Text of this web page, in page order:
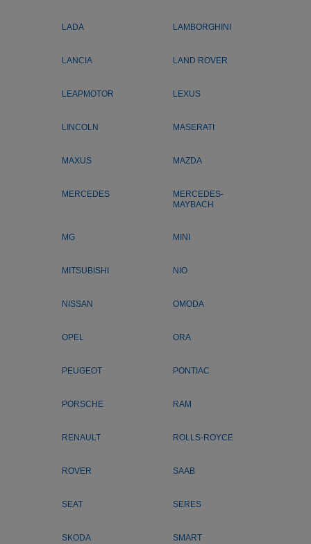
LADA LAMBORGHINI
LANCIA LAND ROVER
LEAPMOTOR LEXUS
LINCOLN MASERATI
MAXUS MAZDA
MERCEDES
MERCEDES-
MAYBACH
MG MINI
MITSUBISHI NIO
NISSAN OMODA
OPEL ORA
PEUGEOT PONTIAC
PORSCHE RAM
RENAULT ROLLS-ROYCE
ROVER SAAB
SEAT SERES
SKODA SMART